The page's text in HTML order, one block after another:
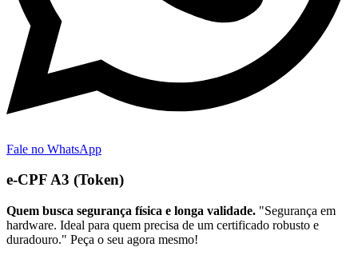
Fale no WhatsApp
e-CPF A3 (Token)
Quem busca segurança física e longa validade. "Segurança em
hardware. Ideal para quem precisa de um certificado robusto e
duradouro." Peça o seu agora mesmo!